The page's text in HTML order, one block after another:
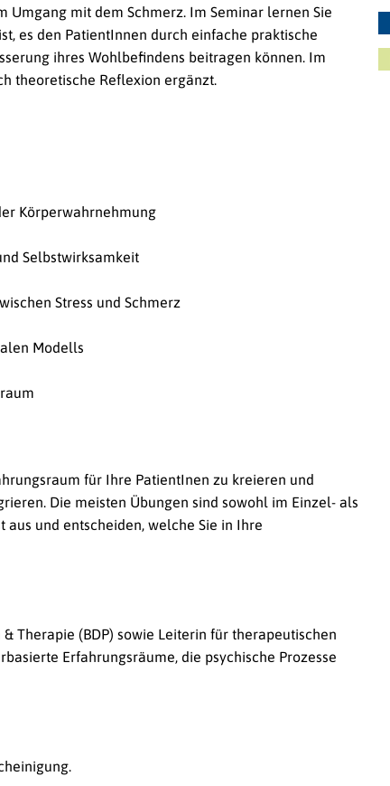
mit dem Schmerz. Im Seminar lernen Sie
es den PatientInnen durch einfache praktische
ihres Wohlbefindens beitragen können. Im
theoretische Reflexion ergänzt.
Körperwahrnehmung
Selbstwirksamkeit
Stress und Schmerz
Modells
für Ihre PatientInen zu kreieren und
Die meisten Übungen sind sowohl im Einzel- als
und entscheiden, welche Sie in Ihre
Therapie (BDP) sowie Leiterin für therapeutischen
Erfahrungsräume, die psychische Prozesse